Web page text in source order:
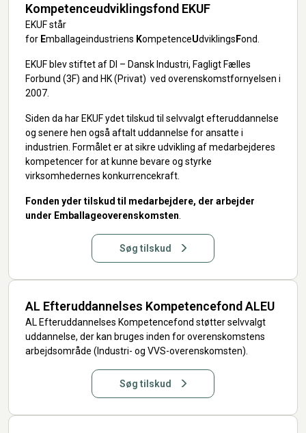
Kompetenceudviklingsfond EKUF
EKUF står
for Emballageindustriens KompetenceUdviklings Fond.
EKUF blev stiftet af DI – Dansk Industri, Fagligt Fælles
Forbund (3F) and HK (Privat) ved overenskomstfornyelsen i
2007.
Siden da har EKUF ydet tilskud til selvvalgt efteruddannelse
og senere hen også aftalt uddannelse for ansatte i
industrien. Formålet er at sikre udvikling af medarbejderes
kompetencer for at kunne bevare og styrke
virksomhedernes konkurrencekraft.
Fonden yder tilskud til medarbejdere, der arbejder
under Emballageoverenskomsten
Søg tilskud
AL Efteruddannelses Kompetencefond ALEU
AL Efteruddannelses Kompetencefond støtter selvvalgt
uddannelse, der kan bruges inden for overenskomstens
arbejdsområde (Industri- og VVS-overenskomsten).
Søg tilskud